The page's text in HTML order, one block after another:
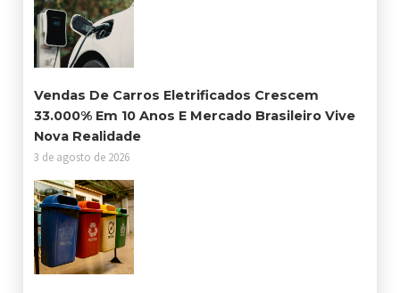
Vendas De Carros Eletrificados Crescem
33.000% Em 10 Anos E Mercado Brasileiro Vive
Nova Realidade
3 de agosto de 2026